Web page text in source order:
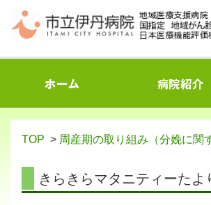
TOP > 周産期の取り組み（分娩に関
きらきらマタニティーたよ